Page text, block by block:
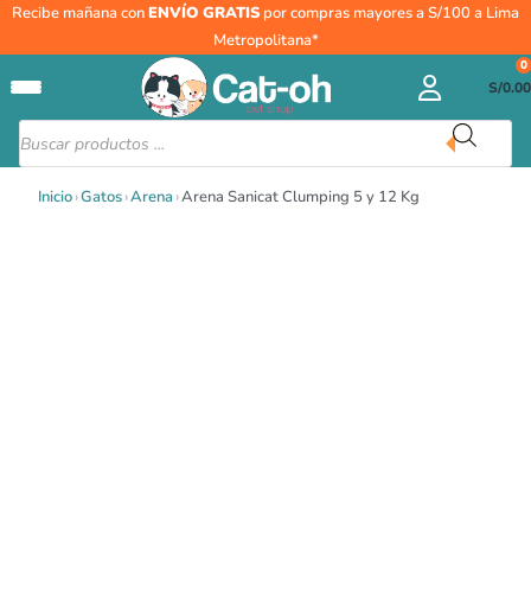
Recibe mañana conENVÍO GRATIS por compras mayores a S/100 a Lima
Metropolitana*
Búsqueda
de
productos
S/0.00
0
Inicio›Gatos›Arena ›Arena Sanicat Clumping 5 y 12 Kg
Arena
5
y
12
cantidad